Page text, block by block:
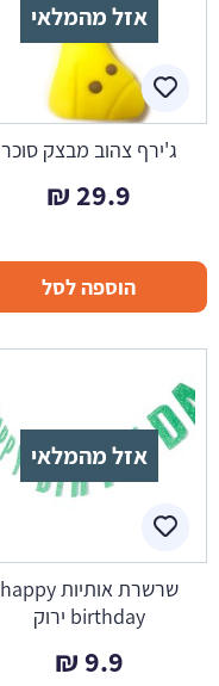
אזל מהמלאי
ג'ירף צהוב מבצק סוכר
29.9
₪
הוספה לסל
אזל מהמלאי
שרשרת אותיות happy
birthday ירוק
9.9
₪